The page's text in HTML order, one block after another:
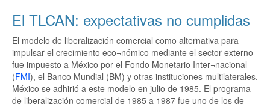
El TLCAN: expectativas no cumplidas
El modelo de liberalización comercial como alternativa para
impulsar el crecimiento eco¬nómico mediante el sector externo
fue impuesto a México por el Fondo Monetario Inter¬nacional
(FMI), el Banco Mundial (BM) y otras instituciones multilaterales.
México se adhirió a este modelo en julio de 1985. El programa
de liberalización comercial de 1985 a 1987 fue uno de los de